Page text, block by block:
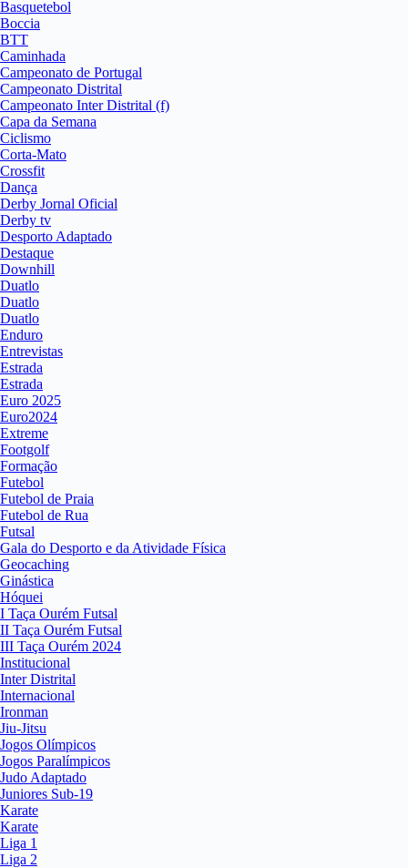
Basquetebol
Boccia
BTT
Caminhada
Campeonato de Portugal
Campeonato Distrital
Campeonato Inter Distrital (f)
Capa da Semana
Ciclismo
Corta-Mato
Crossfit
Dança
Derby Jornal Oficial
Derby tv
Desporto Adaptado
Destaque
Downhill
Duatlo
Duatlo
Duatlo
Enduro
Entrevistas
Estrada
Estrada
Euro 2025
Euro2024
Extreme
Footgolf
Formação
Futebol
Futebol de Praia
Futebol de Rua
Futsal
Gala do Desporto e da Atividade Física
Geocaching
Ginástica
Hóquei
I Taça Ourém Futsal
II Taça Ourém Futsal
III Taça Ourém 2024
Institucional
Inter Distrital
Internacional
Ironman
Jiu-Jitsu
Jogos Olímpicos
Jogos Paralímpicos
Judo Adaptado
Juniores Sub-19
Karate
Karate
Liga 1
Liga 2